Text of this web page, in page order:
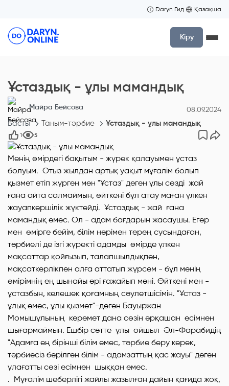
Daryn Гид Қазақша
Кіру
Ұстаздық - ұлы мамандық
Майра Бейсова 08.09.2024
Басты Таным-тәрбие Ұстаздық - ұлы мамандық
1 5
Менің өмірдегі бақытым - жүрек қалауымен ұстаз
болуым. Отыз жылдан артық уақыт мұғалім болып
қызмет етіп жүрген мен "Ұстаз" деген ұлы сөзді жай
ғана айта салмаймын, өйткені бұл атау маған үлкен
жауапкершілік жүктейді. Ұстаздық - жай ғана
мамандық емес. Ол - адам бағдарын жасаушы. Егер
мен өмірге бейім, білім нәрімен терең сусындаған,
тәрбиелі де ізгі жүректі адамды өмірде үлкен
мақсаттар қойғызып, талапшылдықпен,
мақсаткерлікпен алға аттатып жүрсем - бұл менің
өмірімнің ең шынайы әрі ғажайып мәні. Өйткені мен -
ұстазбын, келешек қоғамның сәулетшісімін. "Ұстаз -
ұлық емес, ұлы қызмет"-деген Бауыржан
Момышұлының керемет дана сөзін әрқашан есімнен
шығармаймын. Ешбір сәтте ұлы ойшыл Әл-Фарабидің
"Адамға ең бірінші білім емес, тәрбие беру керек,
тәрбиесіз берілген білім - адамзаттың қас жауы" деген
ұлағатты сөзі есімнен шыққан емес.
. Мұғалім шеберлігі жайлы жазылған дайын қағида жоқ,